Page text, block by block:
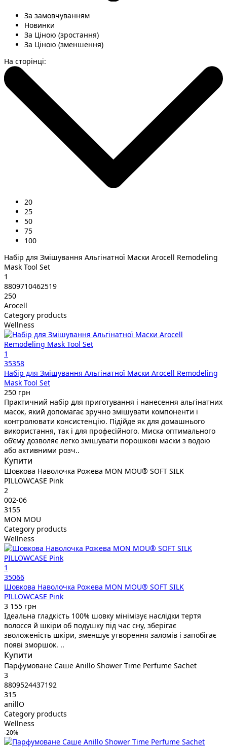
За замовчуванням
Новинки
За Ціною (зростання)
За Ціною (зменшення)
На сторінці:
20
25
50
75
100
Набір для Змішування Альгінатної Маски Arocell Remodeling
Mask Tool Set
1
8809710462519
250
Arocell
Category products
Wellness
1
35358
Набір для Змішування Альгінатної Маски Arocell Remodeling
Mask Tool Set
250 грн
Практичний набір для приготування і нанесення альгінатних
масок, який допомагає зручно змішувати компоненти і
контролювати консистенцію. Підійде як для домашнього
використання, так і для професійного. Миска оптимального
об’єму дозволяє легко змішувати порошкові маски з водою
або активними розч..
Купити
Шовкова Наволочка Рожева MON MOU® SOFT SILK
PILLOWCASE Pink
2
002-06
3155
MON MOU
Category products
Wellness
1
35066
Шовкова Наволочка Рожева MON MOU® SOFT SILK
PILLOWCASE Pink
3 155 грн
Ідеальна гладкість 100% шовку мінімізує наслідки тертя
волосся й шкіри об подушку під час сну, зберігає
зволоженість шкіри, зменшує утворення заломів і запобігає
появі зморшок. ..
Купити
Парфумоване Cаше Anillo Shower Time Perfume Sachet
3
8809524437192
315
anillO
Category products
Wellness
-20%